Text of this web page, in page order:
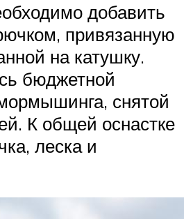
добавить
привязанную
на катушку.
бюджетной
снятой
К общей оснастке
леска и